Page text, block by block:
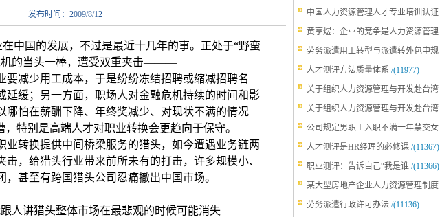
发布时间：2009/8/12
国的发展，不过是最近十几年的事。正处于“野蛮
机的当头一棒，遭受双重夹击———
减少用工成本，于是纷纷冻结招聘或缩减招聘名
延缓；另一方面，职场人对金融危机持续的时间和影
哪怕在薪酬下降、年终奖减少、对现状不满的情况
特别是高端人才对职业转换会更趋向于保守。
转换提供中间桥梁服务的猎头，如今遭遇业务链两
，给猎头行业带来前所未有的打击，许多规模小、
甚至有跨国猎头公司忍痛撤出中国市场。
讲猎头整体市场在最悲观的时候可能消失
中国人力资源管理人才专业培训认证
黄亨煜：企业的竞争是人力资源管理
劳务派遣用工转型与派遣转外包中规
人才测评方法质量体系 /(11977)
关于组织人力资源管理与开发赴台湾
关于组织人力资源管理与开发赴台湾
公司规定男职工入职不满一年禁交女
人才测评是HR经理的必修课 /(11367)
职业测评：告诉自己“我是谁 /(11366)
某大型房地产企业人力资源管理制度
劳务派遣行政许可办法 /(11136)